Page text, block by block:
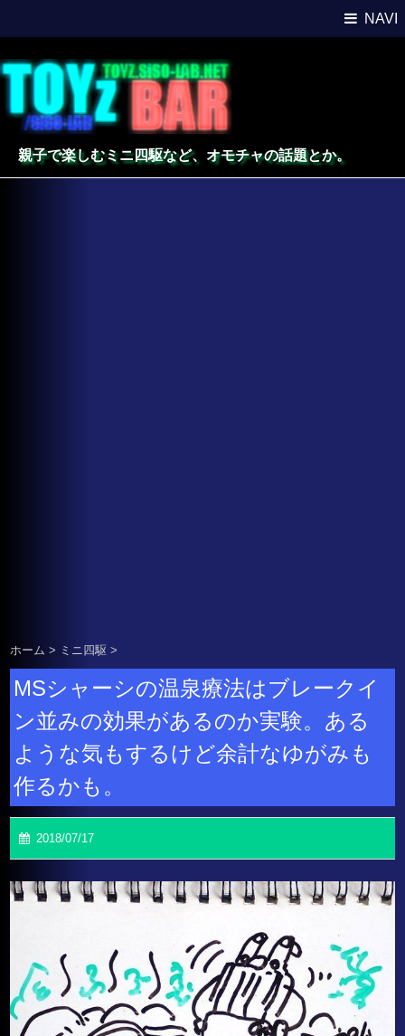
NAVI
親子で楽しむミニ四駆など、オモチャの話題とか。
ホーム > ミニ四駆 >
MSシャーシの温泉療法はブレークイ
ン並みの効果があるのか実験。ある
ような気もするけど余計なゆがみも
作るかも。
2018/07/17